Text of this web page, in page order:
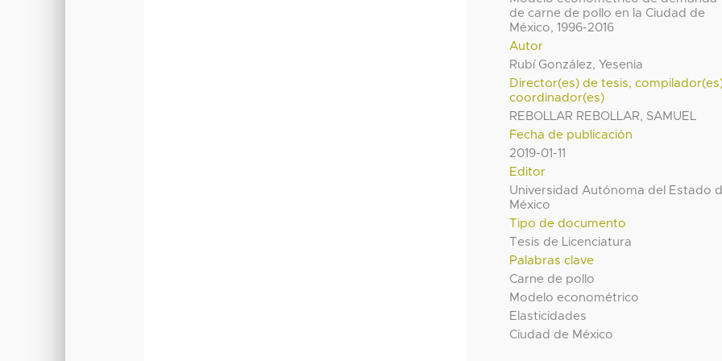
de carne de pollo en la Ciudad de
México, 1996-2016
Autor
Rubí González, Yesenia
Director(es) de tesis,
coordinador(es)
REBOLLAR REBOLLAR, SAMUEL
Fecha de publicación
2019-01-11
Editor
Universidad Autónoma del Estado
México
Tipo de documento
Tesis de Licenciatura
Palabras clave
Carne de pollo
Modelo econométrico
Elasticidades
Ciudad de México